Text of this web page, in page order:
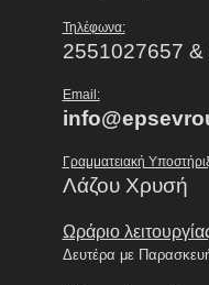
Τηλέφωνα:
2551027657
Email:
Γραμματειακή
Λάζου Χρυσή
Ωράριο
Δευτέρα με